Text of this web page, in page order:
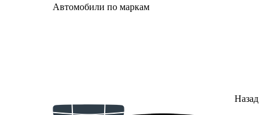
Автомобили по маркам
Назад